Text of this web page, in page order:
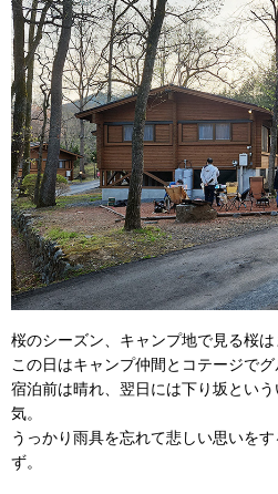
桜のシーズン、キャンプ地で見る桜は
この日はキャンプ仲間とコテージでグ
宿泊前は晴れ、翌日には下り坂とい
気。
うっかり雨具を忘れて悲しい思いを
ず。